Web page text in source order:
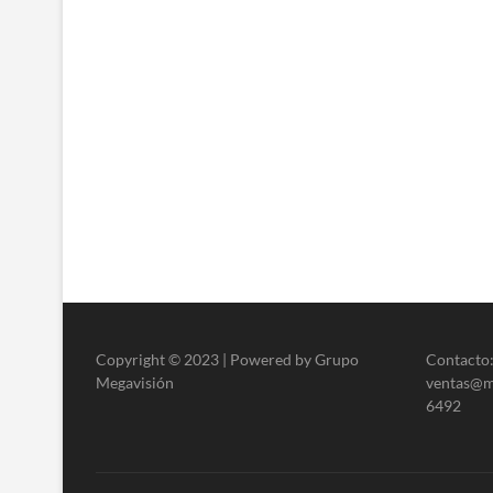
Copyright © 2023 | Powered by Grupo
Megavisión
6492